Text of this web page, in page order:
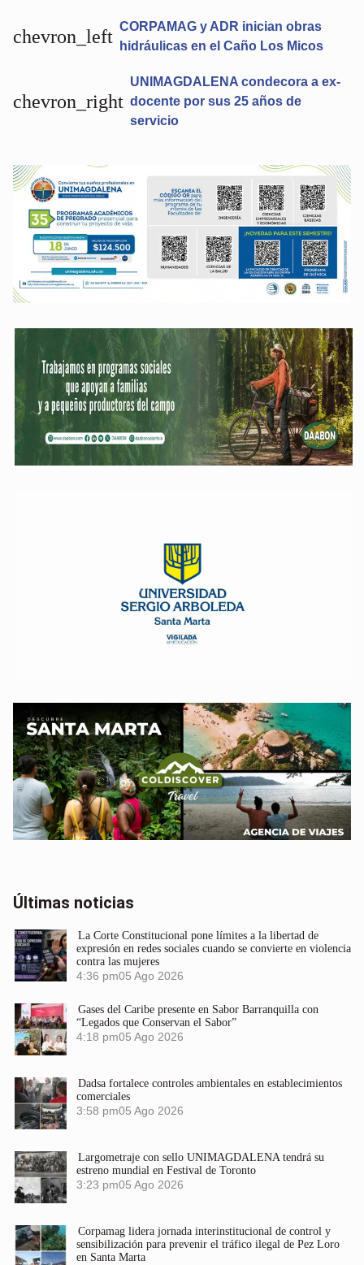
chevron_left CORPAMAG y ADR inician obras
hidráulicas en el Caño Los Micos
UNIMAGDALENA condecora a ex-
docente por sus 25 años de
servicio
chevron_right
Últimas noticias
La Corte Constitucional pone límites a la libertad de
expresión en redes sociales cuando se convierte en violencia
contra las mujeres
4:36 pm05 Ago 2026
Gases del Caribe presente en Sabor Barranquilla con
“Legados que Conservan el Sabor”
4:18 pm05 Ago 2026
Dadsa fortalece controles ambientales en establecimientos
comerciales
3:58 pm05 Ago 2026
Largometraje con sello UNIMAGDALENA tendrá su
estreno mundial en Festival de Toronto
3:23 pm05 Ago 2026
Corpamag lidera jornada interinstitucional de control y
sensibilización para prevenir el tráfico ilegal de Pez Loro
en Santa Marta